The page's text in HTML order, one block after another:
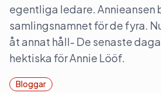
egentliga ledare. Annieansen
samlingsnamnet för de fyra.
åt annat håll- De senaste
hektiska för Annie Lööf.
Bloggar